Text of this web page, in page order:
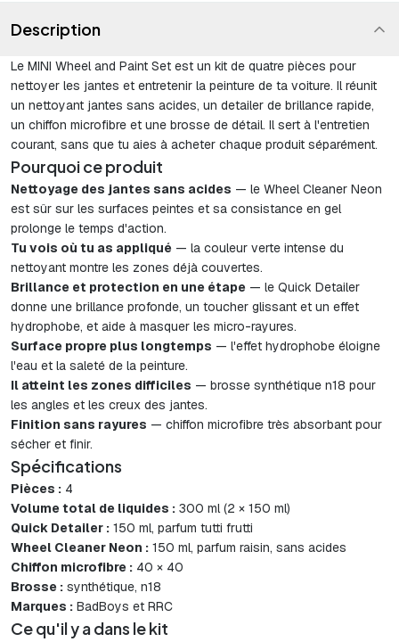
Description
Le MINI Wheel and Paint Set est un kit de quatre pièces pour
nettoyer les jantes et entretenir la peinture de ta voiture. Il réunit
un nettoyant jantes sans acides, un detailer de brillance rapide,
un chiffon microfibre et une brosse de détail. Il sert à l'entretien
courant, sans que tu aies à acheter chaque produit séparément.
Pourquoi ce produit
Nettoyage des jantes sans acides — le Wheel Cleaner Neon
est sûr sur les surfaces peintes et sa consistance en gel
prolonge le temps d'action.
Tu vois où tu as appliqué — la couleur verte intense du
nettoyant montre les zones déjà couvertes.
Brillance et protection en une étape — le Quick Detailer
donne une brillance profonde, un toucher glissant et un effet
hydrophobe, et aide à masquer les micro-rayures.
Surface propre plus longtemps — l'effet hydrophobe éloigne
l'eau et la saleté de la peinture.
Il atteint les zones difficiles — brosse synthétique n18 pour
les angles et les creux des jantes.
Finition sans rayures — chiffon microfibre très absorbant pour
sécher et finir.
Spécifications
Pièces : 4
Volume total de liquides : 300 ml (2 × 150 ml)
Quick Detailer : 150 ml, parfum tutti frutti
Wheel Cleaner Neon : 150 ml, parfum raisin, sans acides
Chiffon microfibre : 40 × 40
Brosse : synthétique, n18
Marques : BadBoys et RRC
Ce qu'il y a dans le kit